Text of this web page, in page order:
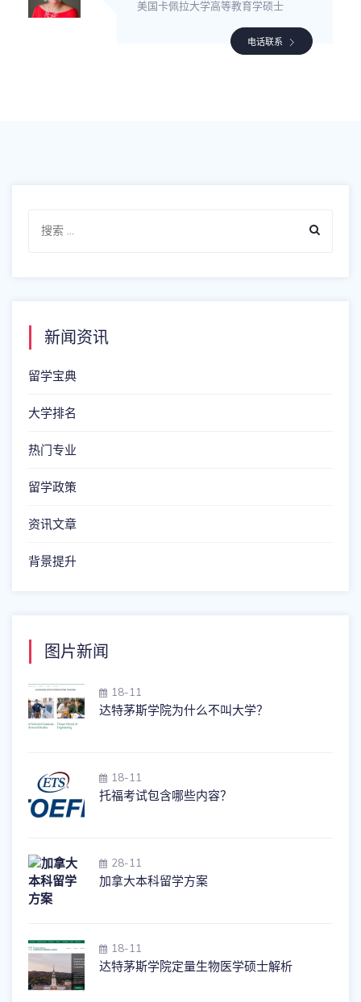
美国卡佩拉大学高等教育学硕士
电话联系
新闻资讯
留学宝典
大学排名
热门专业
留学政策
资讯文章
背景提升
图片新闻
18-11
达特茅斯学院为什么不叫大学？
18-11
托福考试包含哪些内容？
28-11
加拿大本科留学方案
18-11
达特茅斯学院定量生物医学硕士解析